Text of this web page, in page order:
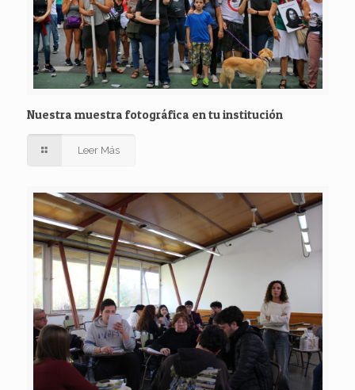
Nuestra muestra fotográfica en tu institución
Leer Más